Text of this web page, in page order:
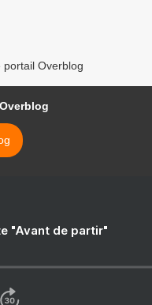
portail Overblog
"Avant de partir"